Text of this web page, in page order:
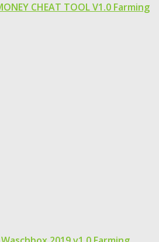
CHEAT TOOL V1.0 Farming